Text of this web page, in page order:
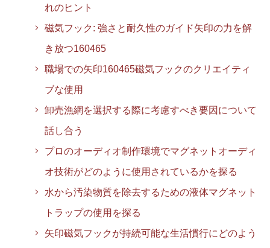
れのヒント
磁気フック: 強さと耐久性のガイド矢印の力を解
き放つ160465
職場での矢印160465磁気フックのクリエイティ
ブな使用
卸売漁網を選択する際に考慮すべき要因について
話し合う
プロのオーディオ制作環境でマグネットオーディ
オ技術がどのように使用されているかを探る
水から汚染物質を除去するための液体マグネット
トラップの使用を探る
矢印磁気フックが持続可能な生活慣行にどのよう